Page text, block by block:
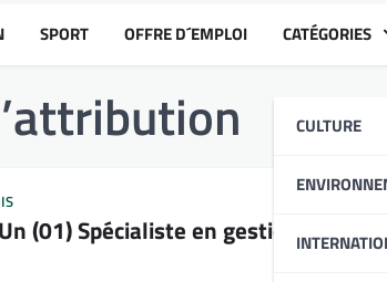
SPORT OFFRE D´EMPLOI CATÉGORIES
CULTURE
(01) Spécialiste en gestion des